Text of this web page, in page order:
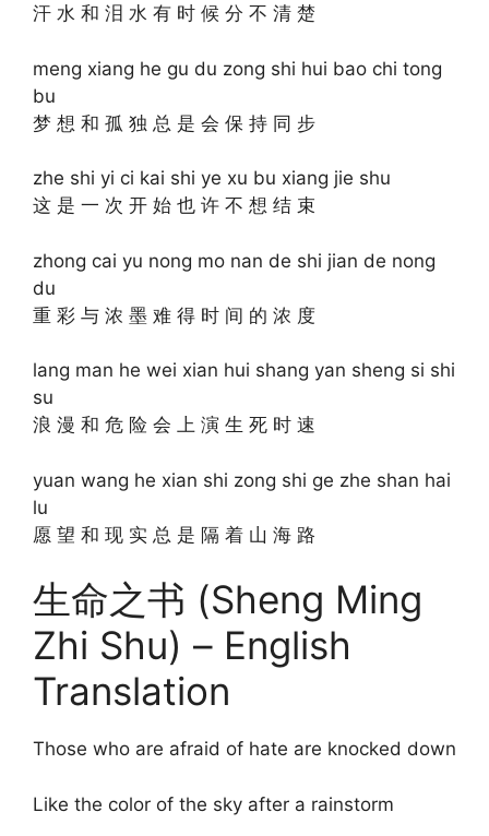
汗 水 和 泪 水 有 时 候 分 不 清 楚
meng xiang he gu du zong shi hui bao chi tong
bu
梦 想 和 孤 独 总 是 会 保 持 同 步
zhe shi yi ci kai shi ye xu bu xiang jie shu
这 是 一 次 开 始 也 许 不 想 结 束
zhong cai yu nong mo nan de shi jian de nong
du
重 彩 与 浓 墨 难 得 时 间 的 浓 度
lang man he wei xian hui shang yan sheng si shi
su
浪 漫 和 危 险 会 上 演 生 死 时 速
yuan wang he xian shi zong shi ge zhe shan hai
lu
愿 望 和 现 实 总 是 隔 着 山 海 路
生命之书 (Sheng Ming
Zhi Shu) – English
Translation
Those who are afraid of hate are knocked down
Like the color of the sky after a rainstorm